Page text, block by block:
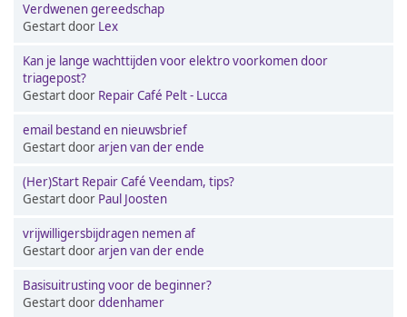
Verdwenen gereedschap
Gestart door Lex
Kan je lange wachttijden voor elektro voorkomen door
triagepost?
Gestart door Repair Café Pelt - Lucca
email bestand en nieuwsbrief
Gestart doorarjen van der ende
(Her)Start Repair Café Veendam, tips?
Gestart door Paul Joosten
vrijwilligersbijdragen nemen af
Gestart doorarjen van der ende
Basisuitrusting voor de beginner?
Gestart doorddenhamer